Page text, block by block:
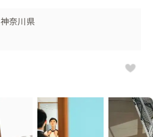
神奈川県